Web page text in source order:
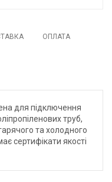
ОПЛАТА
для підключення
труб,
та холодного
сертифікати якості